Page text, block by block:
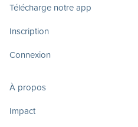
Télécharge notre app
Inscription
Connexion
À propos
Impact